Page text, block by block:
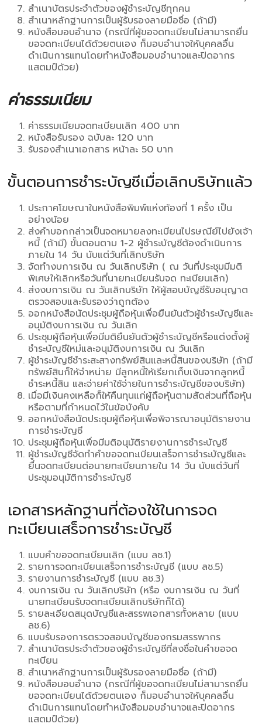
สำเนาบัตรประจำตัวของผู้ชำระบัญชีทุกคน
สำเนาหลักฐานการเป็นผู้รับรองลายมือชื่อ (ถ้ามี)
หนังสือมอบอำนาจ (กรณีที่ผู้ขอจดทะเบียนไม่สามารถยื่น
ขอจดทะเบียนได้ด้วยตนเอง ก็มอบอำนาจให้บุคคลอื่น
ดำเนินการแทนโดยทำหนังสือมอบอำนาจและปิดอากร
แสตมป์ด้วย)
ค่าธรรมเนียม
ค่าธรรมเนียมจดทะเบียนเลิก 400 บาท
หนังสือรับรอง ฉบับละ 120 บาท
รับรองสำเนาเอกสาร หน้าละ 50 บาท
ขั้นตอนการชำระบัญชีเมื่อเลิกบริษัทแล้ว
ประกาศโฆษณาในหนังสือพิมพ์แห่งท้องที่ 1 ครั้ง เป็น
อย่างน้อย
ส่งคำบอกกล่าวเป็นจดหมายลงทะเบียนไปรษณีย์ไปยังเจ้า
หนี้ (ถ้ามี) ขั้นตอนตาม 1-2 ผู้ชำระบัญชีต้องดำเนินการ
ภายใน 14 วัน นับแต่วันที่เลิกบริษัท
จัดทำงบการเงิน ณ วันเลิกบริษัท ( ณ วันที่ประชุมมีมติ
พิเศษให้เลิกหรือวันที่นายทะเบียนรับจด ทะเบียนเลิก)
ส่งงบการเงิน ณ วันเลิกบริษัท ให้ผู้สอบบัญชีรับอนุญาต
ตรวจสอบและรับรองว่าถูกต้อง
ออกหนังสือนัดประชุมผู้ถือหุ้นเพื่อยืนยันตัวผู้ชำระบัญชีและ
อนุมัติงบการเงิน ณ วันเลิก
ประชุมผู้ถือหุ้นเพื่อมีมติยืนยันตัวผู้ชำระบัญชีหรือแต่งตั้งผู้
ชำระบัญชีใหม่และอนุมัติงบการเงิน ณ วันเลิก
ผู้ชำระบัญชีชำระสะสางทรัพย์สินและหนี้สินของบริษัท (ถ้ามี
ทรัพย์สินก็ให้จำหน่าย มีลูกหนี้ให้เรียกเก็บเงินจากลูกหนี้
ชำระหนี้สิน และจ่ายค่าใช้จ่ายในการชำระบัญชีของบริษัท)
เมื่อมีเงินคงเหลือก็ให้คืนทุนแก่ผู้ถือหุ้นตามสัดส่วนที่ถือหุ้น
หรือตามที่กำหนดไว้ในข้อบังคับ
ออกหนังสือนัดประชุมผู้ถือหุ้นเพื่อพิจารณาอนุมัติรายงาน
การชำระบัญชี
ประชุมผู้ถือหุ้นเพื่อมีมติอนุมัติรายงานการชำระบัญชี
ผู้ชำระบัญชีจัดทำคำขอจดทะเบียนเสร็จการชำระบัญชีและ
ยื่นจดทะเบียนต่อนายทะเบียนภายใน 14 วัน นับแต่วันที่
ประชุมอนุมัติการชำระบัญชี
เอกสารหลักฐานที่ต้องใช้ในการจด
ทะเบียนเสร็จการชำระบัญชี
แบบคำขอจดทะเบียนเลิก (แบบ ลช.1)
รายการจดทะเบียนเสร็จการชำระบัญชี (แบบ ลช.5)
รายงานการชำระบัญชี (แบบ ลช.3)
งบการเงิน ณ วันเลิกบริษัท (หรือ งบการเงิน ณ วันที่
นายทะเบียนรับจดทะเบียนเลิกบริษัทก็ได้)
รายละเอียดสมุดบัญชีและสรรพเอกสารทั้งหลาย (แบบ
ลช.6)
แบบรับรองการตรวจสอบบัญชีของกรมสรรพากร
สำเนาบัตรประจำตัวของผู้ชำระบัญชีที่ลงชื่อในคำขอจด
ทะเบียน
สำเนาหลักฐานการเป็นผู้รับรองลายมือชื่อ (ถ้ามี)
หนังสือมอบอำนาจ (กรณีที่ผู้ขอจดทะเบียนไม่สามารถยื่น
ขอจดทะเบียนได้ด้วยตนเอง ก็มอบอำนาจให้บุคคลอื่น
ดำเนินการแทนโดยทำหนังสือมอบอำนาจและปิดอากร
แสตมป์ด้วย)